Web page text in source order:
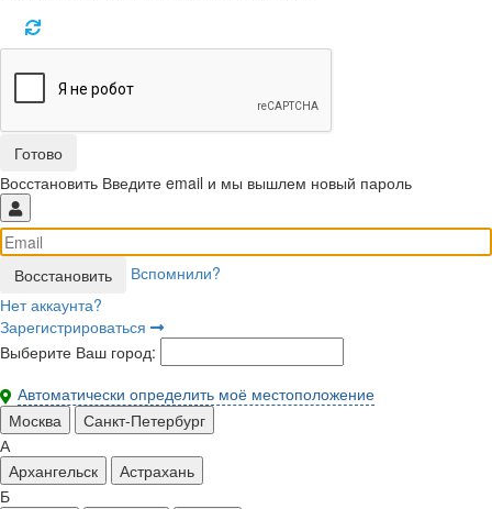
Восстановить Введите email и мы вышлем новый пароль
Вспомнили?
Нет аккаунта?
Зарегистрироваться
Выберите Ваш город:
Автоматически определить моё местоположение
Москва
Санкт-Петербург
А
Архангельск
Астрахань
Б